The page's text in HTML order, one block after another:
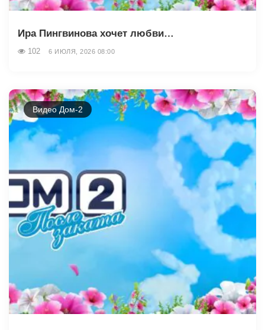
Ира Пингвинова хочет любви…
102 6 ИЮЛЯ, 2026 08:00
Видео Дом-2